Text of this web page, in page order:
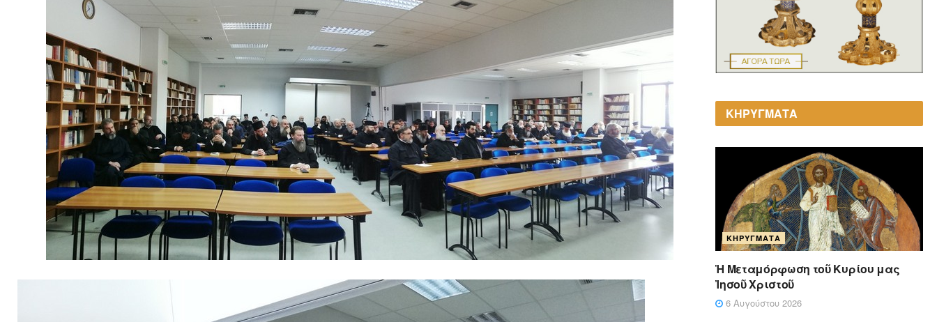
ΚΗΡΥΓΜΑΤΑ
ΚΗΡΎΓΜΑΤΑ
Ἡ Μεταμόρφωση τοῦ Κυρίου μας
Ἰησοῦ Χριστοῦ
6 Αυγούστου 2026